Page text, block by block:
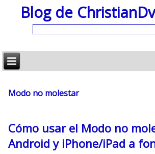
Blog de
Modo no molestar
Cómo usar el Modo no
Android y iPhone/iPad a